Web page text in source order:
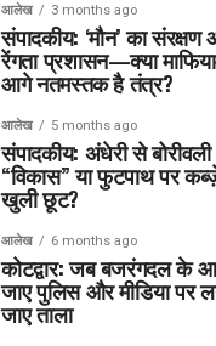
आलेख 3 months ago
संपादकीय: ‘मौन’ का संरक्षण
रेंगता प्रशासन—क्या
आगे नतमस्तक है तंत्र?
आलेख 5 months ago
संपादकीय: अंधेरी से
“विकास” या फुटपाथ पर
खुली छूट?
आलेख 6 months ago
कोटद्वार: जब बजरंगदल के
जाए पुलिस और मीडिया पर
जाए ताला